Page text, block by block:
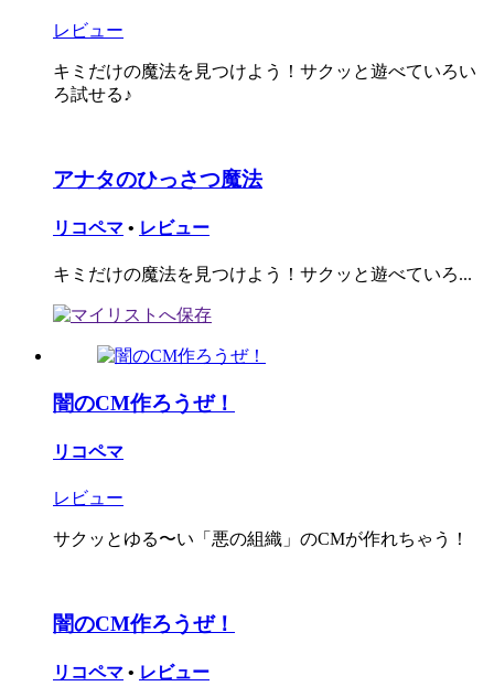
レビュー
キミだけの魔法を見つけよう！サクッと遊べていろい
ろ試せる♪
アナタのひっさつ魔法
リコペマ • レビュー
キミだけの魔法を見つけよう！サクッと遊べていろ...
闇のCM作ろうぜ！
リコペマ
レビュー
サクッとゆる〜い「悪の組織」のCMが作れちゃう！
闇のCM作ろうぜ！
リコペマ • レビュー